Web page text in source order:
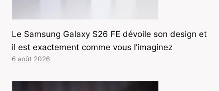
Le Samsung Galaxy S26 FE dévoile son design et
il est exactement comme vous l’imaginez
6 août 2026